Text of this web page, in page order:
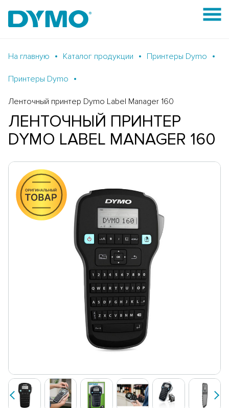
На главную Каталог продукции Принтеры Dymo
Принтеры Dymo
Ленточный принтер Dymo Label Manager 160
ЛЕНТОЧНЫЙ ПРИНТЕР
DYMO LABEL MANAGER 160